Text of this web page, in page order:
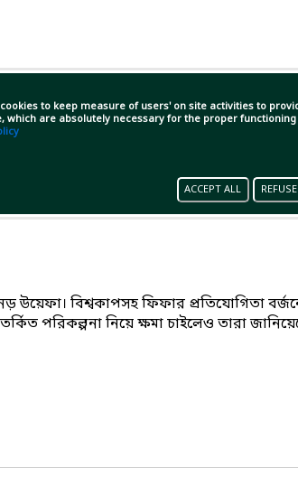
to keep measure of users' on site activities to
which are absolutely necessary for the proper
ACCEPT ALL
উয়েফা। বিশ্বকাপসহ ফিফার প্রতিযোগিতা
পরিকল্পনা নিয়ে ক্ষমা চাইলেও তারা